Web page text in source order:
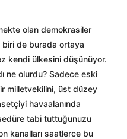
olan demokrasiler
biri de burada ortaya
kendi ülkesini düşünüyor.
ne olurdu? Sadece eski
milletvekilini, üst düzey
havaalanında
tabi tuttuğunuzu
kanalları saatlerce bu